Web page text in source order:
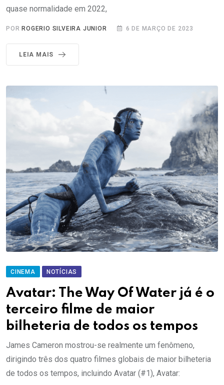
quase normalidade em 2022,
POR ROGERIO SILVEIRA JUNIOR 6 DE MARÇO DE 2023
LEIA MAIS
CINEMA NOTÍCIAS
Avatar: The Way Of Water já é o
terceiro filme de maior
bilheteria de todos os tempos
James Cameron mostrou-se realmente um fenômeno,
dirigindo três dos quatro filmes globais de maior bilheteria
de todos os tempos, incluindo Avatar (#1), Avatar: